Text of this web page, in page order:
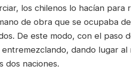
los chilenos lo hacían para
de obra que se ocupaba
De este modo, con el paso
dando lugar al
dos naciones.